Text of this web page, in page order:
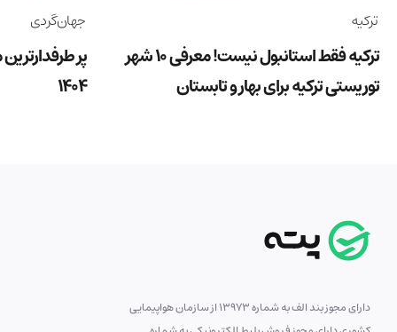
ترکیه
ترکیه فقط استانبول نیست! معرفی 10 شهر
توریستی ترکیه برای بهار و تابستان
جهان‌گردی
پر
1404
دارای مجوز بند الف به شماره 13973 از سازمان هواپیمایی